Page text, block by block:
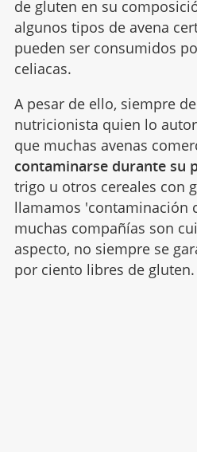
de gluten en su
algunos tipos de avena
pueden ser consumidos
celiacas.
A pesar de ello, siempre
nutricionista quien lo
que muchas avenas
contaminarse durante su
trigo u otros cereales con
llamamos 'contaminación
muchas compañías son
aspecto, no siempre se
por ciento libres de gluten.